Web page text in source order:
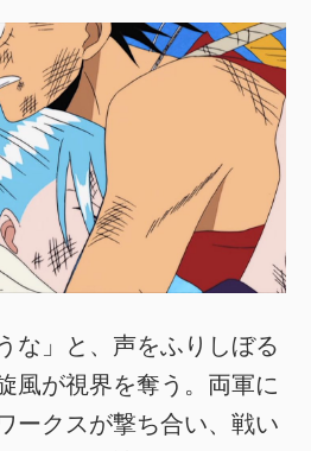
な」と、声をふりしぼる
風が視界を奪う。両軍に
ークスが撃ち合い、戦い